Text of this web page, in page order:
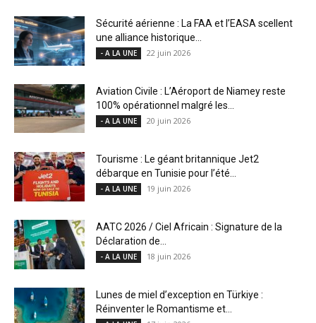
Sécurité aérienne : La FAA et l’EASA scellent
une alliance historique...
- A LA UNE 22 juin 2026
Aviation Civile : L’Aéroport de Niamey reste
100% opérationnel malgré les...
- A LA UNE 20 juin 2026
Tourisme : Le géant britannique Jet2
débarque en Tunisie pour l’été...
- A LA UNE 19 juin 2026
AATC 2026 / Ciel Africain : Signature de la
Déclaration de...
- A LA UNE 18 juin 2026
Lunes de miel d’exception en Türkiye :
Réinventer le Romantisme et...